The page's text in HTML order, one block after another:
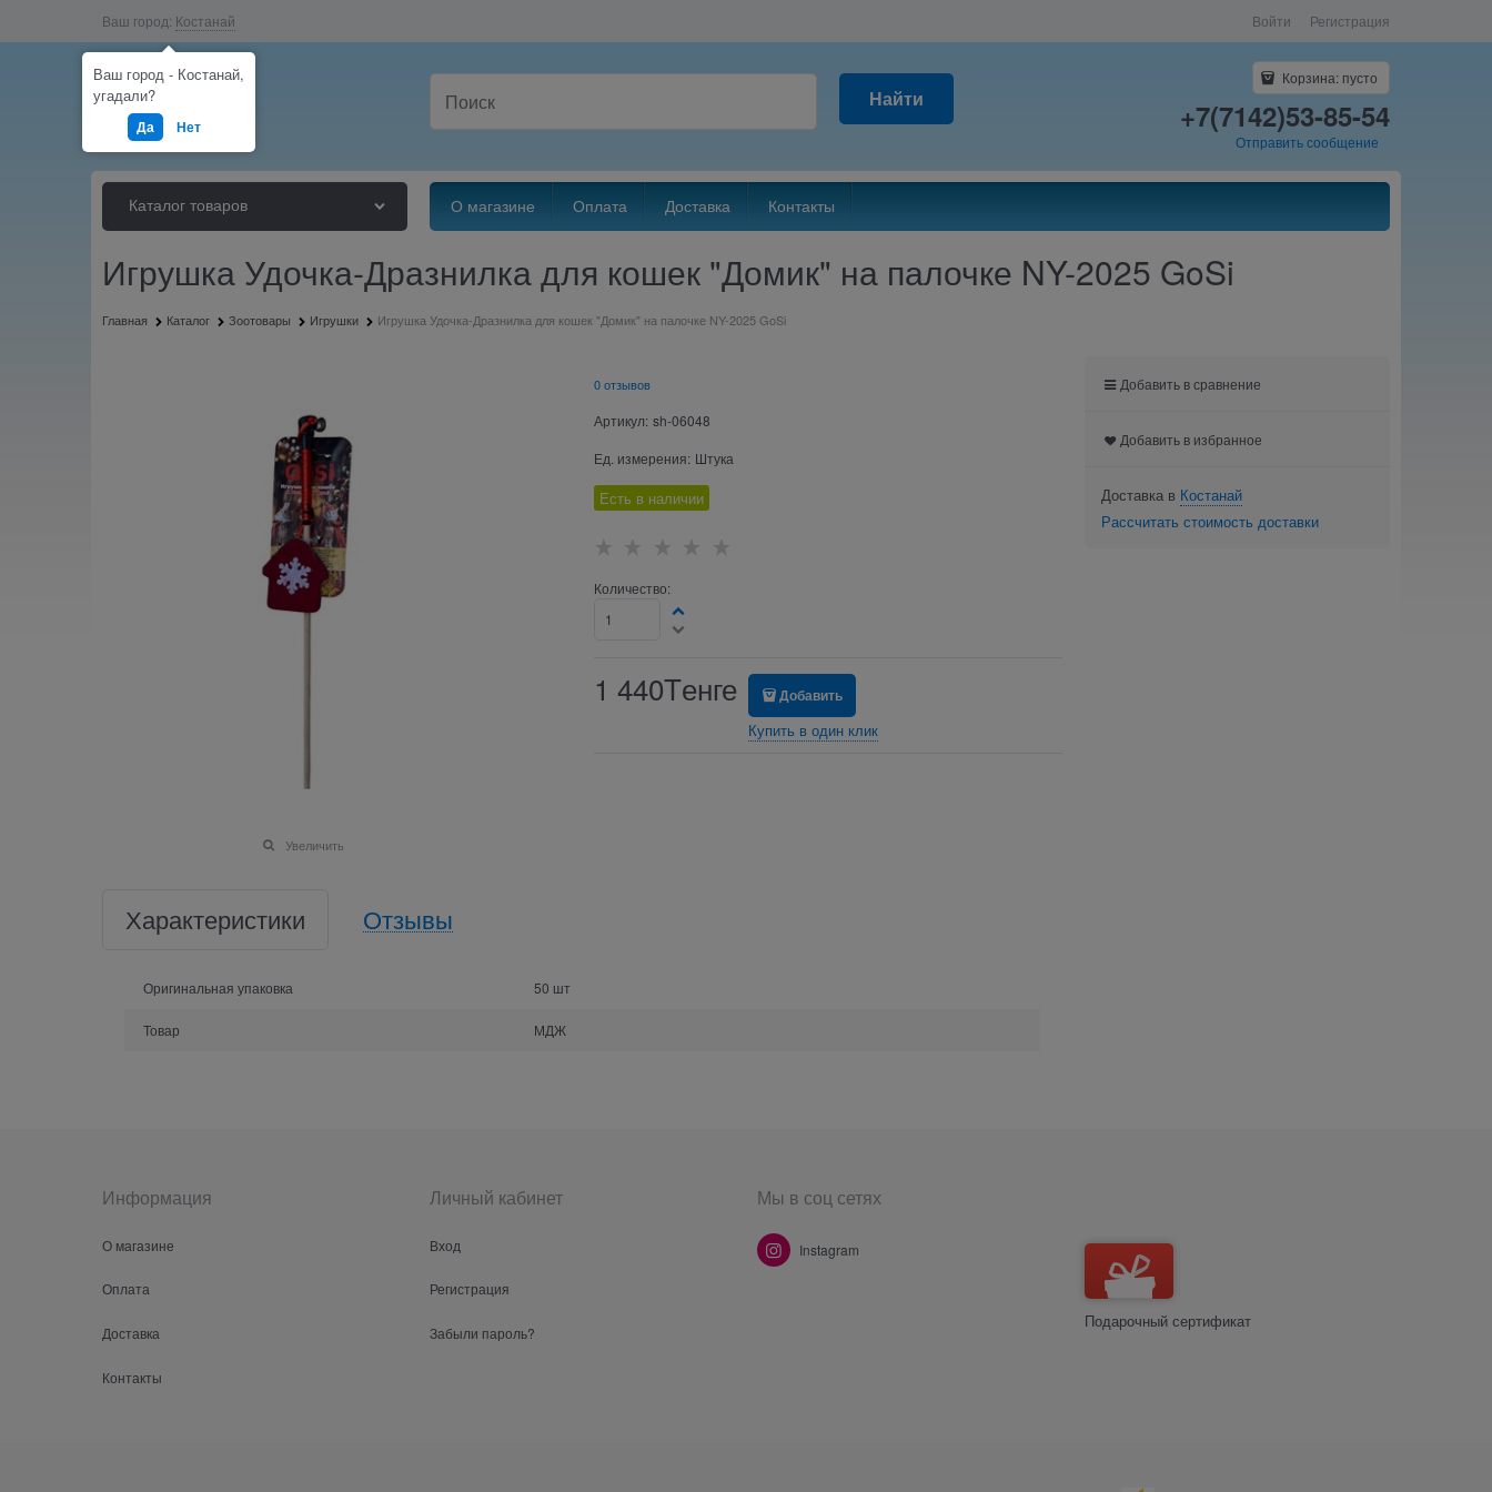
Ваш город: Костанай Войти Регистрация
Найти
Корзина: пусто
+7(7142)53-85-54
Отправить сообщение
Каталог товаров О магазине Оплата Доставка Контакты
Игрушка Удочка-Дразнилка для кошек "Домик" на палочке NY-2025 GoSi
Главная Каталог Зоотовары Игрушки Игрушка Удочка-Дразнилка для кошек "Домик" на палочке NY-2025 GoSi
Увеличить
0 отзывов
Артикул: sh-06048
Ед. измерения: Штука
Есть в наличии
Количество:
1 440Tенге Добавить
Купить в один клик
Характеристики Отзывы
Оригинальная упаковка 50 шт
Товар МДЖ
Добавить в сравнение
Добавить в избранное
Доставка в Костанай
Рассчитать стоимость доставки
Информация
О магазине
Оплата
Доставка
Контакты
Личный кабинет
Вход
Регистрация
Забыли пароль?
Мы в соц сетях
Instagram
Подарочный сертификат
Ваш город - Костанай,
угадали?
Да Нет